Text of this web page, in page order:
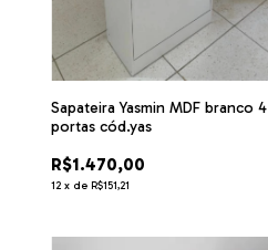
Sapateira Yasmin MDF branco 4
portas cód.yas
R$1.470,00
12 x deR$151,21